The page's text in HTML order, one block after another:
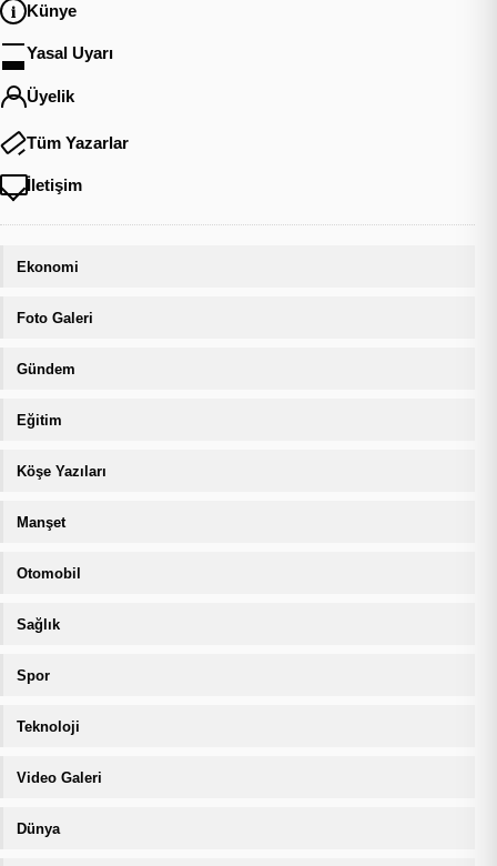
Künye
Yasal Uyarı
Üyelik
Tüm Yazarlar
İletişim
Ekonomi
Foto Galeri
Gündem
Eğitim
Köşe Yazıları
Manşet
Otomobil
Sağlık
Spor
Teknoloji
Video Galeri
Dünya